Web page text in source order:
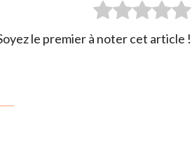
le premier à noter cet article !